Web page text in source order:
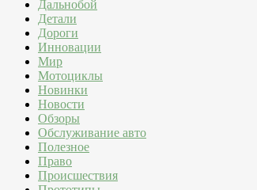
Дальнобой
Детали
Дороги
Инновации
Мир
Мотоциклы
Новинки
Новости
Обзоры
Обслуживание авто
Полезное
Право
Происшествия